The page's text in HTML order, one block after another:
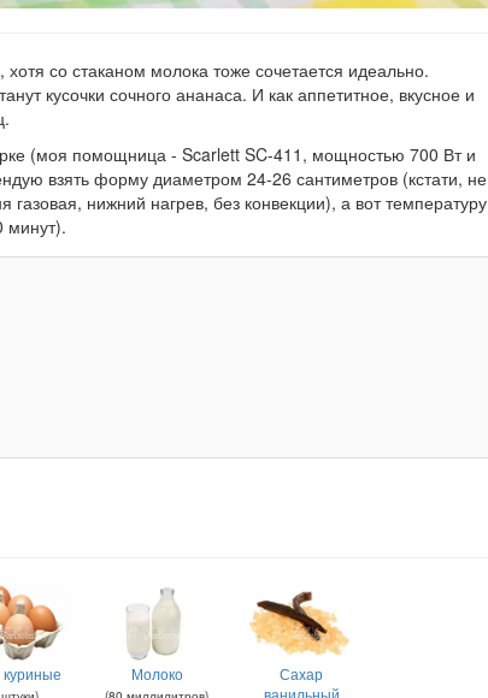
со стаканом молока тоже сочетается идеально.
кусочки сочного ананаса. И как аппетитное, вкусное и
(моя помощница - Scarlett SC-411, мощностью 700 Вт и
взять форму диаметром 24-26 сантиметров (кстати, не
нижний нагрев, без конвекции), а вот температуру
минут).
Молоко
Сахар
ванильный